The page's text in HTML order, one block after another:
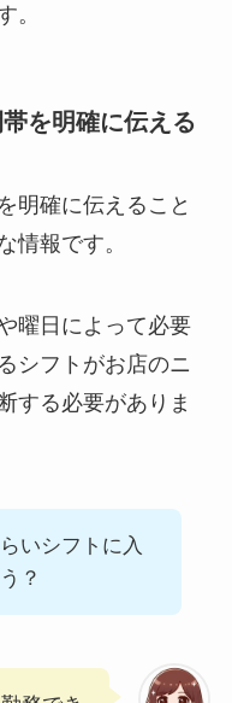
。
を明確に伝える
明確に伝えること
情報です。
曜日によって必要
シフトがお店のニ
する必要がありま
いシフトに入
？